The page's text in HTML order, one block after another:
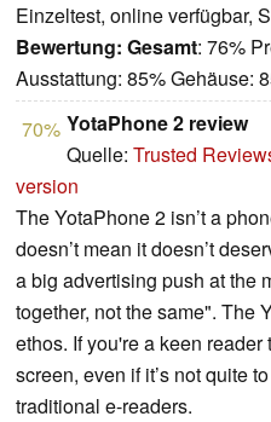
Einzeltest, online verfügbar,
Bewertung: Gesamt: 76%
Ausstattung: 85% Gehäuse:
70% YotaPhone 2 review
Quelle: Trusted
version
The YotaPhone 2 isn’t a
doesn’t mean it doesn’t
a big advertising push at the
together, not the same". The
ethos. If you're a keen
screen, even if it’s not quite
traditional e-readers.